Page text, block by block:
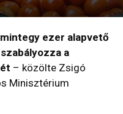
ezer alapvető
a
– közölte Zsigó
Minisztérium